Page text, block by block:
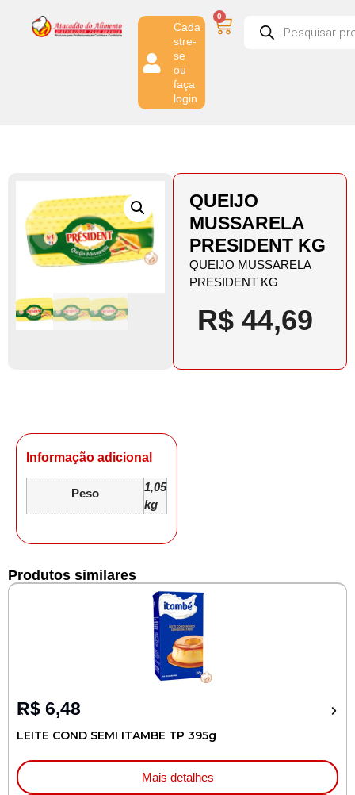
Cada
stre-
se
ou
faça
login
0
QUEIJO
MUSSARELA
PRESIDENT KG
QUEIJO MUSSARELA
PRESIDENT KG
R$ 44,69
Informação adicional
Peso
1,05
kg
Produtos similares
R$ 6,48
LEITE COND SEMI ITAMBE TP 395g
Mais detalhes